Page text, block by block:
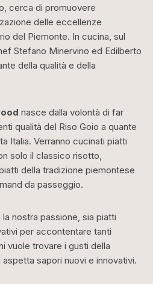
cerca di promuovere
delle eccellenze
del Piemonte. In cucina, sul
Stefano Minervino ed Edilberto
della qualità e della
nasce dalla volontà di far
qualità del Riso Goio a quante
Italia. Verranno cucinati piatti
solo il classico risotto,
della tradizione piemontese
da passeggio.
nostra passione, sia piatti
per accontentare tanti
vuole trovare i gusti della
aspetta sapori nuovi e innovativi.